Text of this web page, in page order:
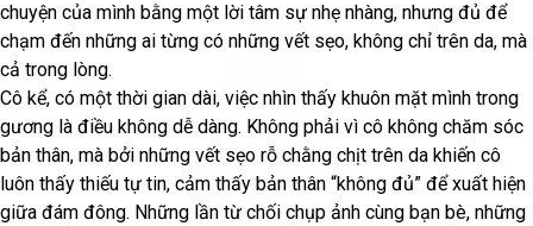
chuyện của mình bằng một lời tâm sự nhẹ nhàng, nhưng đủ để
chạm đến những ai từng có những vết sẹo, không chỉ trên da, mà
cả trong lòng.
Cô kể, có một thời gian dài, việc nhìn thấy khuôn mặt mình trong
gương là điều không dễ dàng. Không phải vì cô không chăm sóc
bản thân, mà bởi những vết sẹo rỗ chằng chịt trên da khiến cô
luôn thấy thiếu tự tin, cảm thấy bản thân “không đủ” để xuất hiện
giữa đám đông. Những lần từ chối chụp ảnh cùng bạn bè, những